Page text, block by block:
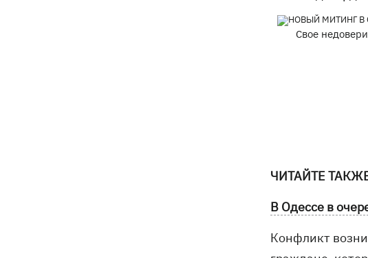
Свое
ЧИТАЙТЕ
В Одессе в
Конфликт